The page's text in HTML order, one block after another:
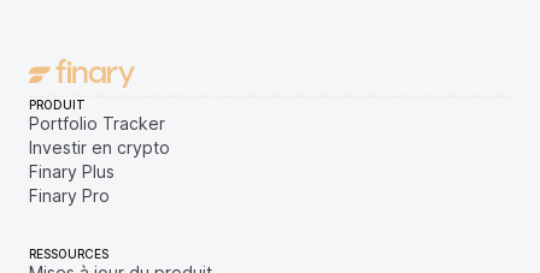
PRODUIT
Portfolio Tracker
Investir en crypto
Finary Plus
Finary Pro
RESSOURCES